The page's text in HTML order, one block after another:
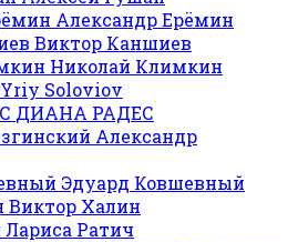
Александр Ерёмин
Виктор Каншиев
Николай Климкин
Yriy Soloviov
ДИАНА РАДЕС
Александр
Эдуард Ковшевный
Виктор Халин
Лариса Ратич